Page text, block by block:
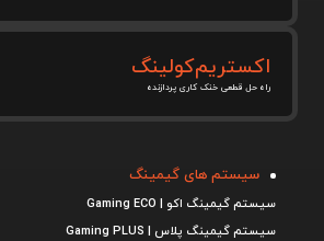
اکستریم‌کولینگ
راه حل قطعی خنک کاری پردازنده
سیستم های گیمینگ
سیستم گیمینگ اکو | Gaming ECO
سیستم گیمینگ پلاس | Gaming PLUS